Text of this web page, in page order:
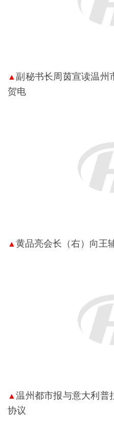
▲ 副秘书长周茵宣读温州
贺电
▲ 黄品亮会长（右）向王
▲温州都市报与意大利普
协议